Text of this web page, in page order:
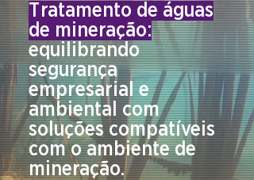
Tratamento de águas
de mineração:
equilibrando
segurança
empresarial e
ambientalcom
soluçõescompatíveis
com o ambiente de
mineração.